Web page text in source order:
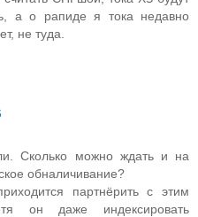
а о рапиде я тока недавно
не туда.
Сколько можно ждать и на
обналичивание?
партнёрить с этим
он даже индексировать